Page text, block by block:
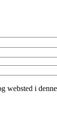
websted i